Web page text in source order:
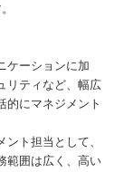
ケーションに加
リティなど、幅広
的にマネジメント
ト担当として、
範囲は広く、高い